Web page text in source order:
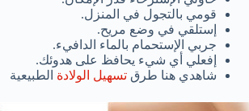
قومي بالتجول في المنزل.
إستلقي في وضع مريح.
جربي الإستحمام بالماء الدافيء.
إفعلي أي شيء يحافظ على هدوئك.
شاهدي هنا طرق تسهيل الولادة الطبيعية